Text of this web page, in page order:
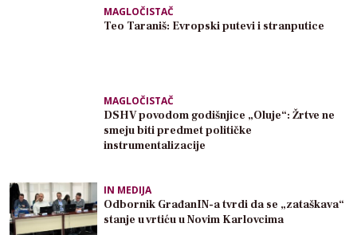
MAGLOČISTAČ
Teo Taraniš: Evropski putevi i stranputice
MAGLOČISTAČ
DSHV povodom godišnjice „Oluje“: Žrtve ne
smeju biti predmet političke
instrumentalizacije
IN MEDIJA
Odbornik GrađanIN-a tvrdi da se „zataškava“
stanje u vrtiću u Novim Karlovcima